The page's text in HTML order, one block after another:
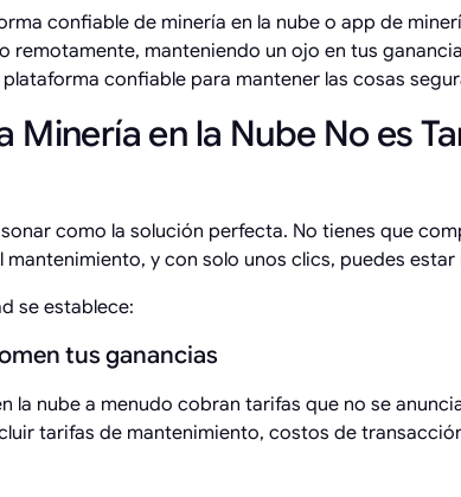
confiable de minería en la nube o app de
remotamente, manteniendo un ojo en tus
confiable para mantener las cosas
Minería en la Nube No es
como la solución perfecta. No tienes que
y con solo unos clics, puedes estar
se establece:
tus ganancias
la nube a menudo cobran tarifas que no se
tarifas de mantenimiento, costos de